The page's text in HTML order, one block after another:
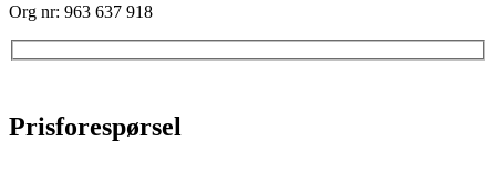
Org nr: 963 637 918
Prisforespørsel